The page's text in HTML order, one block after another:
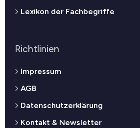
Lexikon der Fachbegriffe
Richtlinien
Impressum
AGB
Datenschutzerklärung
Kontakt & Newsletter